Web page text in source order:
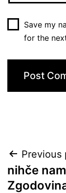
Save my
for the
Post
Previous
nihče